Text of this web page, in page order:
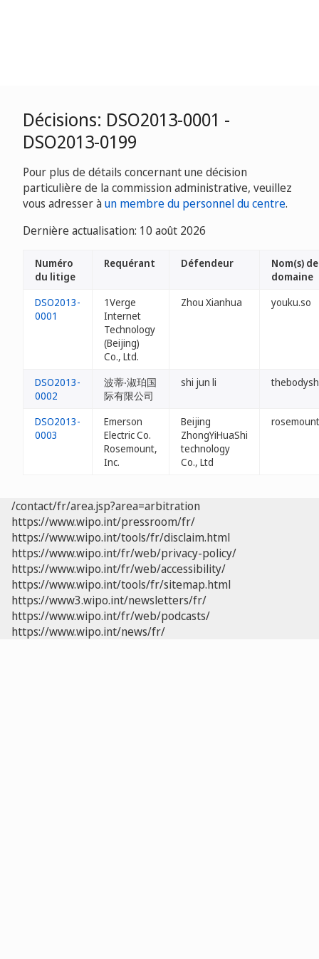
Décisions: DSO2013-0001 -
DSO2013-0199
Pour plus de détails concernant une décision
particulière de la commission administrative, veuillez
vous adresser àun membre du personnel du centre.
Dernière actualisation: 10 août 2026
Numéro
du litige
Requérant Défendeur
Nom(s) de
domaine
DSO2013-
0001
1Verge
Internet
Technology
(Beijing)
Co., Ltd.
Zhou Xianhua youku.so
DSO2013-
0002
波蒂‧淑珀国
际有限公司
shi jun li
DSO2013-
0003
Emerson
Electric Co.
Rosemount,
Inc.
Beijing
ZhongYiHuaShi
technology
Co., Ltd
/contact/fr/area.jsp?area=arbitration
https://www.wipo.int/pressroom/fr/
https://www.wipo.int/tools/fr/disclaim.html
https://www.wipo.int/fr/web/privacy-policy/
https://www.wipo.int/fr/web/accessibility/
https://www.wipo.int/tools/fr/sitemap.html
https://www3.wipo.int/newsletters/fr/
https://www.wipo.int/fr/web/podcasts/
https://www.wipo.int/news/fr/